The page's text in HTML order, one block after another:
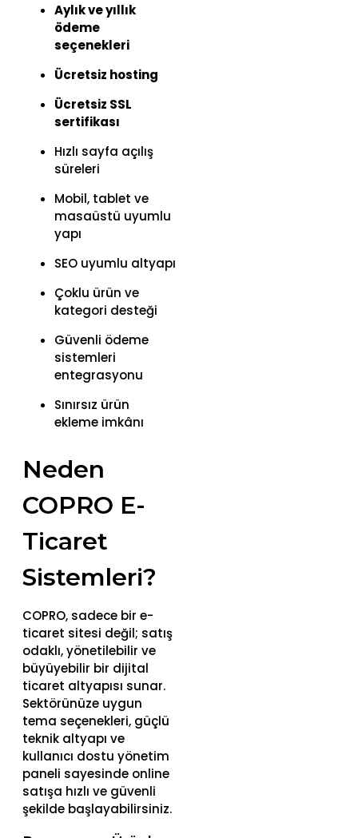
Aylık ve yıllık
ödeme
seçenekleri
Ücretsiz hosting
Ücretsiz SSL
sertifikası
Hızlı sayfa açılış
süreleri
Mobil, tablet ve
masaüstü uyumlu
yapı
SEO uyumlu altyapı
Çoklu ürün ve
kategori desteği
Güvenli ödeme
sistemleri
entegrasyonu
Sınırsız ürün
ekleme imkânı
Neden
COPRO E-
Ticaret
Sistemleri?
COPRO, sadece bir e-
ticaret sitesi değil; satış
odaklı, yönetilebilir ve
büyüyebilir bir dijital
ticaret altyapısı sunar.
Sektörünüze uygun
tema seçenekleri, güçlü
teknik altyapı ve
kullanıcı dostu yönetim
paneli sayesinde online
satışa hızlı ve güvenli
şekilde başlayabilirsiniz.